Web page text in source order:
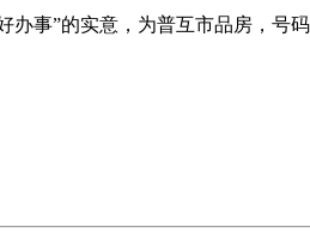
”的实意，为普互市品房，号